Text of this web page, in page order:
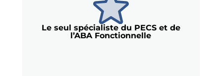
Le seul spécialiste du PECS et de
l’ABA Fonctionnelle